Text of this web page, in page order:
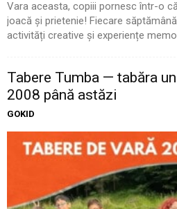
Vara aceasta, copiii pornesc într-o
joacă și prietenie! Fiecare
activități creative și experiențe
Tabere Tumba — tabăra
2008 până astăzi
GOKID